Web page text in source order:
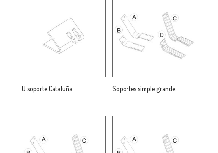
U soporte Cataluña Soportes simple grande